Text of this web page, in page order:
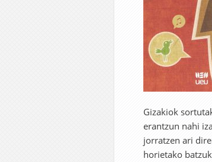
Gizakiok
erantzun nahi
jorratzen ari
horietako